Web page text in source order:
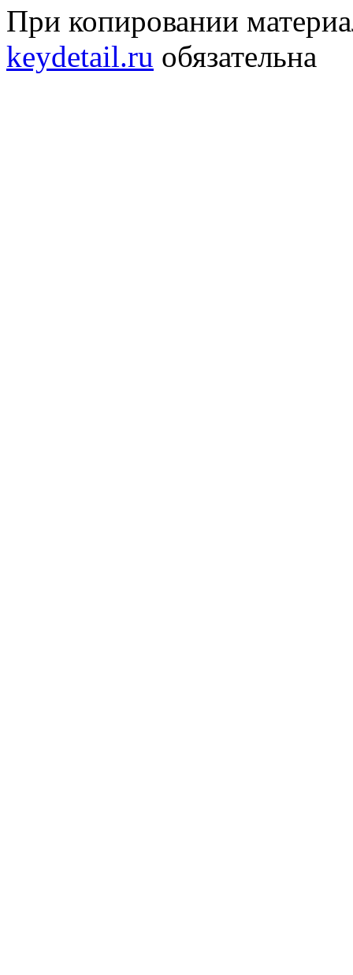
При копировании
keydetail.ru обязательна